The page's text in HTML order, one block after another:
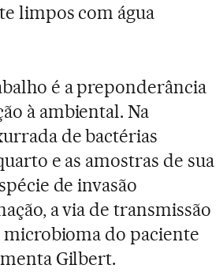
limpos com água
é a preponderância
à ambiental. Na
de bactérias
e as amostras de sua
de invasão
a via de transmissão
do paciente
Gilbert.